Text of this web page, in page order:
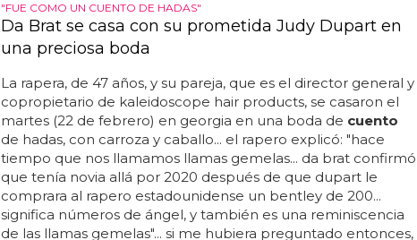
"FUE COMO UN CUENTO DE HADAS"
Da Brat se casa con su prometida Judy Dupart en
una preciosa boda
La rapera, de 47 años, y su pareja, que es el director general y
copropietario de kaleidoscope hair products, se casaron el
martes (22 de febrero) en georgia en una boda de cuento
de hadas, con carroza y caballo... el rapero explicó: "hace
tiempo que nos llamamos llamas gemelas... da brat confirmó
que tenía novia allá por 2020 después de que dupart le
comprara al rapero estadounidense un bentley de 200...
significa números de ángel, y también es una reminiscencia
de las llamas gemelas"... si me hubiera preguntado entonces,